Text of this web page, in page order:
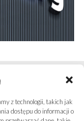
z technologii, takich jak
dostępu do informacji o